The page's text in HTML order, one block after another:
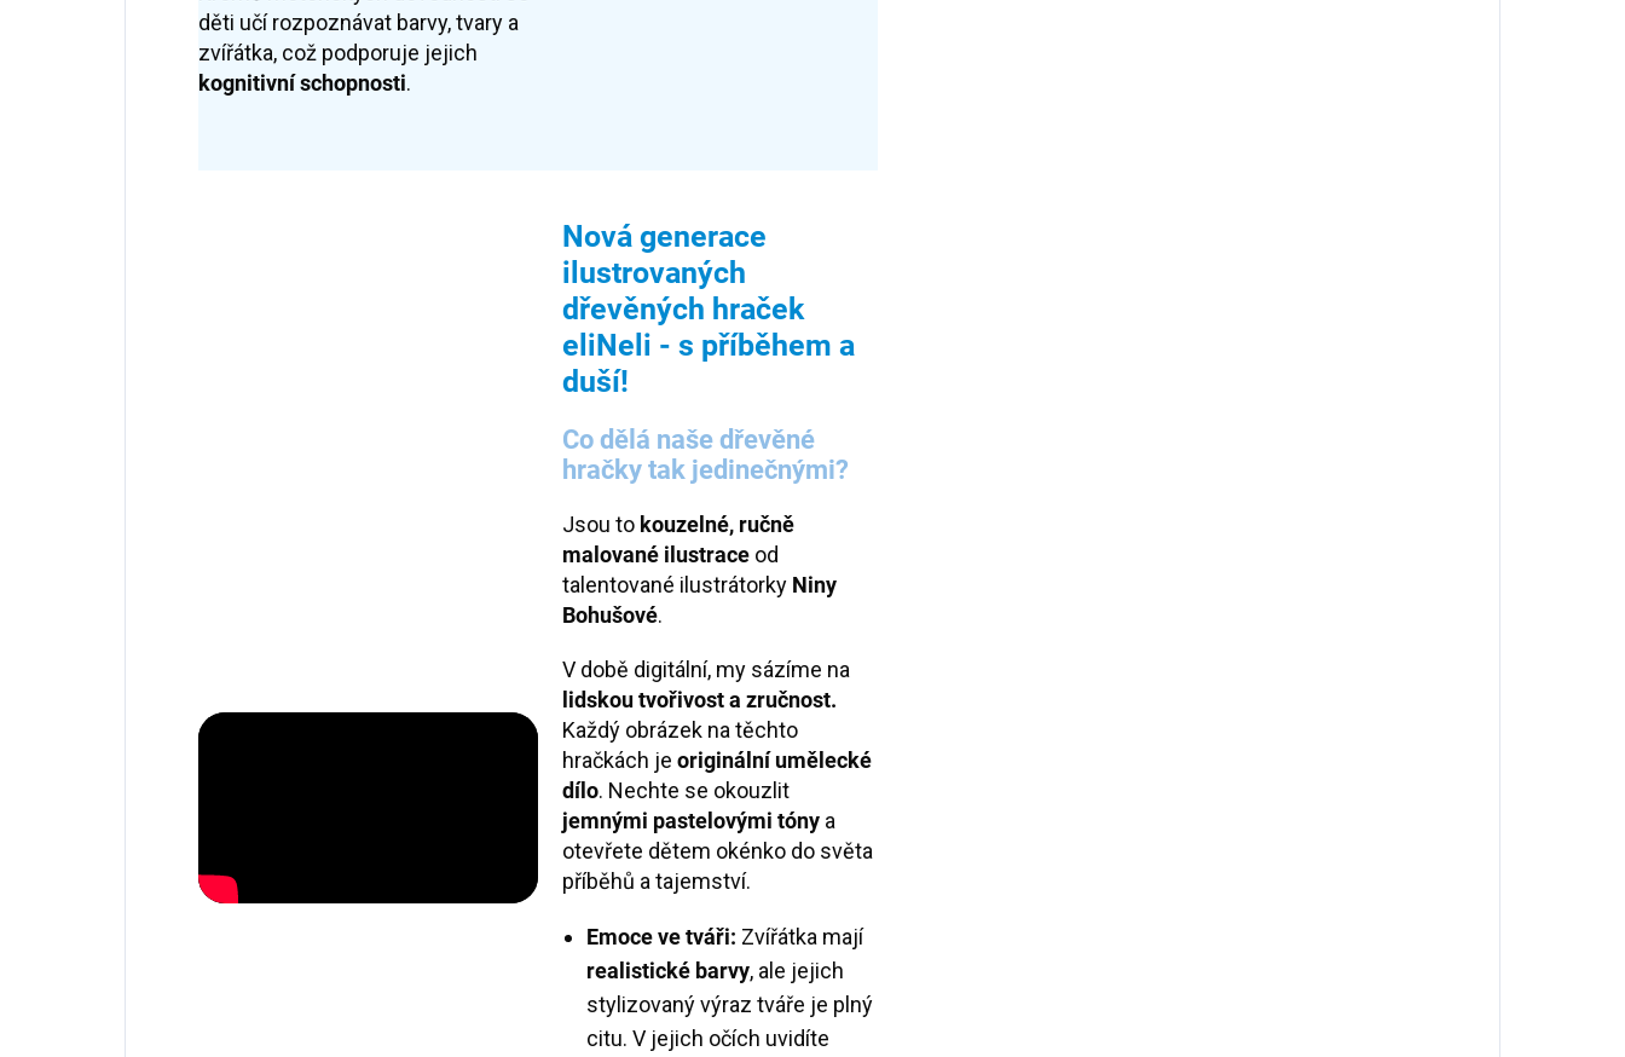
děti učí rozpoznávat barvy, tvary a
zvířátka, což podporuje jejich
kognitivní schopnosti.
Nová generace
ilustrovaných
dřevěných hraček
eliNeli - s příběhem a
duší!
Co dělá naše dřevěné
hračky tak jedinečnými?
Jsou to kouzelné, ručně
malované ilustraceod
talentované ilustrátorky Niny
Bohušové.
V době digitální, my sázíme na
lidskou tvořivost a zručnost.
Každý obrázek na těchto
hračkách je originální umělecké
dílo. Nechte se okouzlit
jemnými pastelovými tónya
otevřete dětem okénko do světa
příběhů a tajemství.
Emoce ve tváři: Zvířátka mají
realistické barvy, ale jejich
stylizovaný výraz tváře je plný
citu. V jejich očích uvidíte